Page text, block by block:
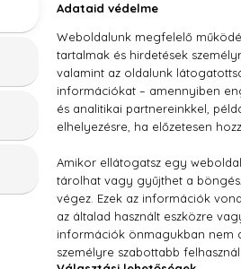
Perry Killer Queen's
frézia, ibolya, százlevelű